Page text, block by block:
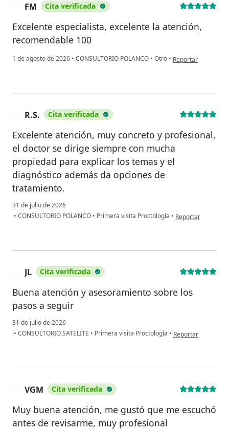
FM Cita verificada
Excelente especialista, excelente la atención,
recomendable 100
1 de agosto de 2026 • CONSULTORIO POLANCO • Otro • en opinión del
Reportar
R.S. Cita verificada
Excelente atención, muy concreto y profesional,
el doctor se dirige siempre con mucha
propiedad para explicar los temas y el
diagnóstico además da opciones de
tratamiento.
31 de julio de 2026
• CONSULTORIO POLANCO • Primera visita Proctología • en opinión del
Reportar
JL Cita verificada
Buena atención y asesoramiento sobre los
pasos a seguir
31 de julio de 2026
• CONSULTORIO SATELITE • Primera visita Proctología • en opinión del
Reportar
VGM Cita verificada
Muy buena atención, me gustó que me escuchó
antes de revisarme, muy profesional